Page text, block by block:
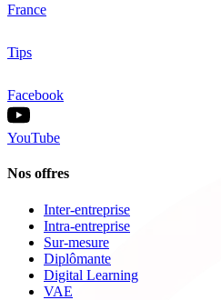
France
Tips
Facebook
YouTube
Nos offres
Inter-entreprise
Intra-entreprise
Sur-mesure
Diplômante
Digital Learning
VAE